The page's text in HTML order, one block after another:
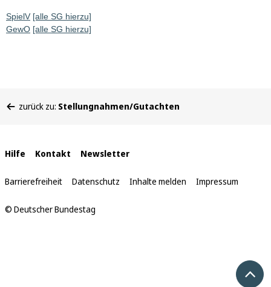
SpielV [alle SG hierzu]
GewO [alle SG hierzu]
befinden
zurück zu: Stellungnahmen/Gutachten
Interne
Links
Hilfe Kontakt Newsletter
Barrierefreiheit Datenschutz Inhalte melden Impressum
© Deutscher Bundestag